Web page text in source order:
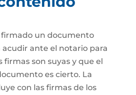
firmado un documento
ante el notario para
firmas son suyas y que el
es cierto. La
con las firmas de los